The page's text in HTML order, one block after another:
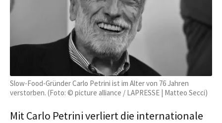
Slow-Food-Gründer Carlo Petrini ist im Alter von 76 Jahren
verstorben. (Foto: © picture alliance / LAPRESSE | Matteo Secci)
Mit Carlo Petrini verliert die internationale